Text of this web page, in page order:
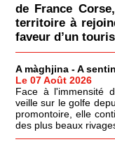
de France
territoire à
faveur d’un
A màghjina - A
Le 07 Août 2026
Face à l'immensité
veille sur le golfe
promontoire, elle
des plus beaux